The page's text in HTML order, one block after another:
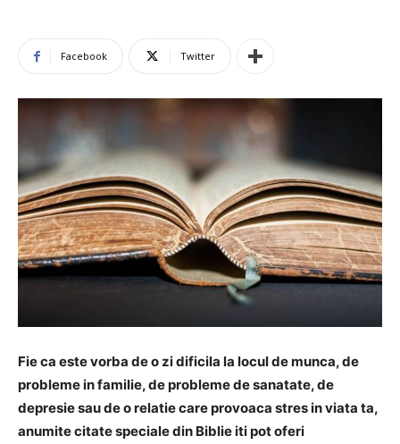
Facebook Twitter
Fie ca este vorba de o zi dificila la locul de munca, de
probleme in familie, de probleme de sanatate, de
depresie sau de o relatie care provoaca stres in viata ta,
anumite citate speciale din Biblie iti pot oferi